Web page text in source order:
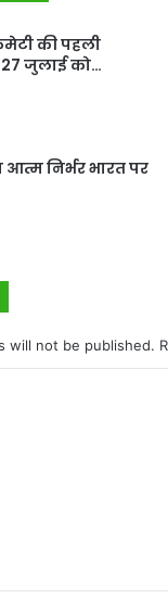
की पहली
जुलाई को…
निर्भर भारत पर
will not be published.